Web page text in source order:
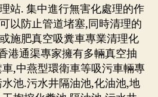
站. 集中進行無害化處理的作
以防止管道堵塞,同時清理的
施肥真空吸糞車專業清理化
港通渠專家擁有多輛真空抽
,中燕型環衛車等吸污車輛專
池.污水井隔油池,化油池,地